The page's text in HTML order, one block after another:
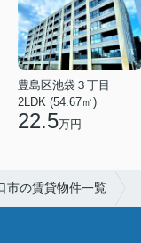
豊島区池袋３丁目
2LDK (54.67㎡)
22.5万円
市の賃貸物件一覧